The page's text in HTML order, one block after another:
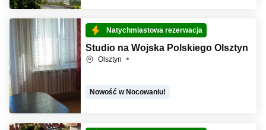
Natychmiastowa rezerwacja
Studio na Wojska Polskiego Olsztyn
Olsztyn
Nowość w Nocowaniu!